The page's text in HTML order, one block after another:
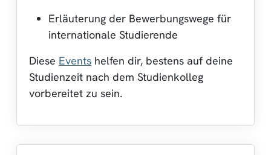
Erläuterung der Bewerbungswege für
internationale Studierende
Diese Events helfen dir, bestens auf deine
Studienzeit nach dem Studienkolleg
vorbereitet zu sein.